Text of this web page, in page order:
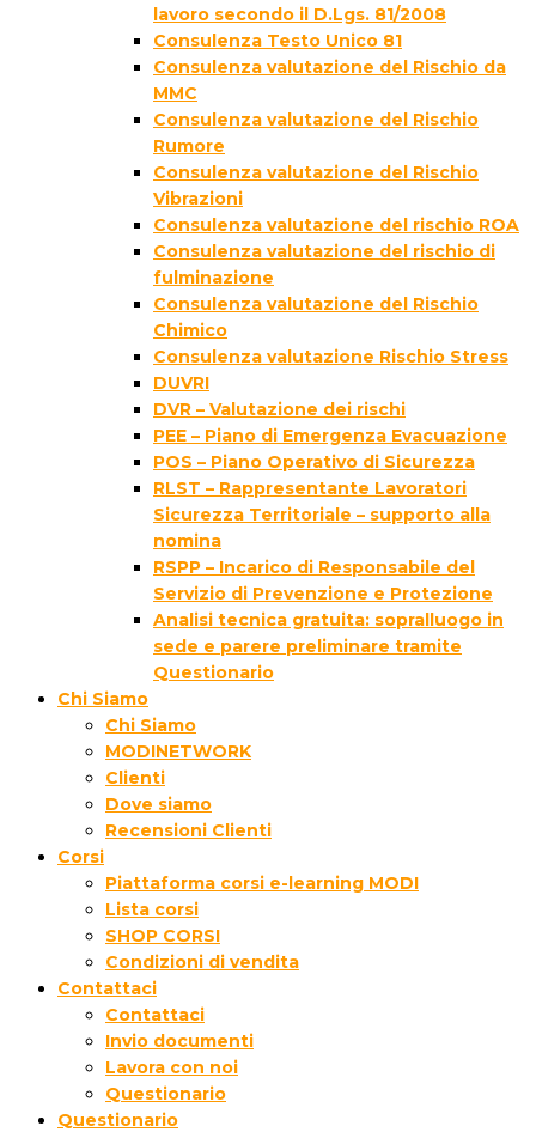
lavoro secondo il D.Lgs. 81/2008
Consulenza Testo Unico 81
Consulenza valutazione del Rischio da
MMC
Consulenza valutazione del Rischio
Rumore
Consulenza valutazione del Rischio
Vibrazioni
Consulenza valutazione del rischio ROA
Consulenza valutazione del rischio di
fulminazione
Consulenza valutazione del Rischio
Chimico
Consulenza valutazione Rischio Stress
DUVRI
DVR – Valutazione dei rischi
PEE – Piano di Emergenza Evacuazione
POS – Piano Operativo di Sicurezza
RLST – Rappresentante Lavoratori
Sicurezza Territoriale – supporto alla
nomina
RSPP – Incarico di Responsabile del
Servizio di Prevenzione e Protezione
Analisi tecnica gratuita: sopralluogo in
sede e parere preliminare tramite
Questionario
Chi Siamo
Chi Siamo
MODINETWORK
Clienti
Dove siamo
Recensioni Clienti
Corsi
Piattaforma corsi e-learning MODI
Lista corsi
SHOP CORSI
Condizioni di vendita
Contattaci
Contattaci
Invio documenti
Lavora con noi
Questionario
Questionario